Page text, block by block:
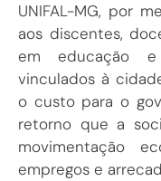
UNIFAL-MG, por
aos discentes,
em educação e
vinculados à
o custo para o
retorno que a
movimentação
empregos e